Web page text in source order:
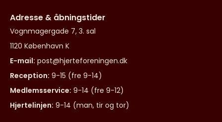
Adresse & åbningstider
Vognmagergade 7, 3. sal
1120 København K
E-mail: post@hjerteforeningen.dk
Reception: 9-15 (fre 9-14)
Medlemsservice: 9-14 (fre 9-12)
Hjertelinjen: 9-14 (man, tir og tor)